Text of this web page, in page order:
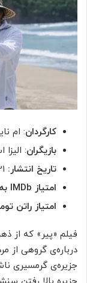
کارگردان: ام
بازیگران:
تاریخ انتشار:
امتیاز IMDb
امتیاز راتن
فیلم «پیر» که از
درباره‌ی گروهی از
جزیره‌ی گرمسیری